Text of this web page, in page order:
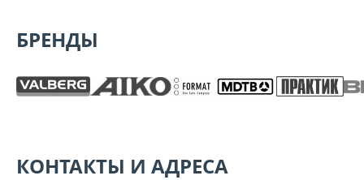
БРЕНДЫ
КОНТАКТЫ И АДРЕСА